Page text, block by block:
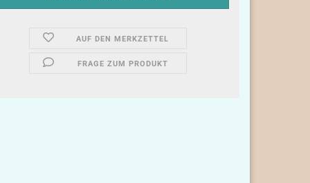
AUF DEN MERKZETTEL
FRAGE ZUM PRODUKT